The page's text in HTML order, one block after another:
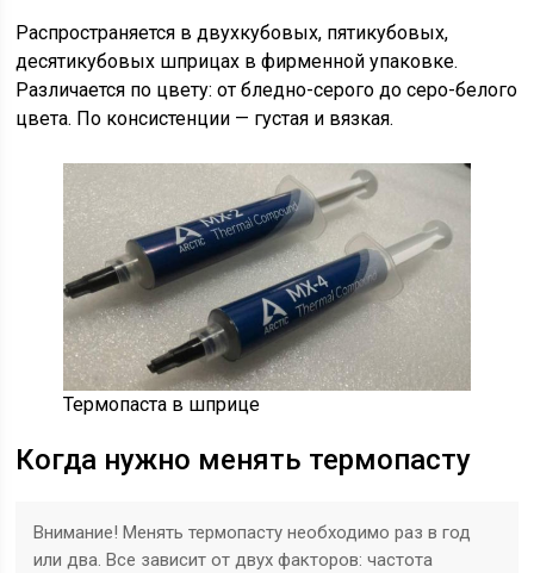
Распространяется в двухкубовых, пятикубовых,
десятикубовых шприцах в фирменной упаковке.
Различается по цвету: от бледно-серого до серо-белого
цвета. По консистенции — густая и вязкая.
Термопаста в шприце
Когда нужно менять термопасту
Внимание! Менять термопасту необходимо раз в год
или два. Все зависит от двух факторов: частота